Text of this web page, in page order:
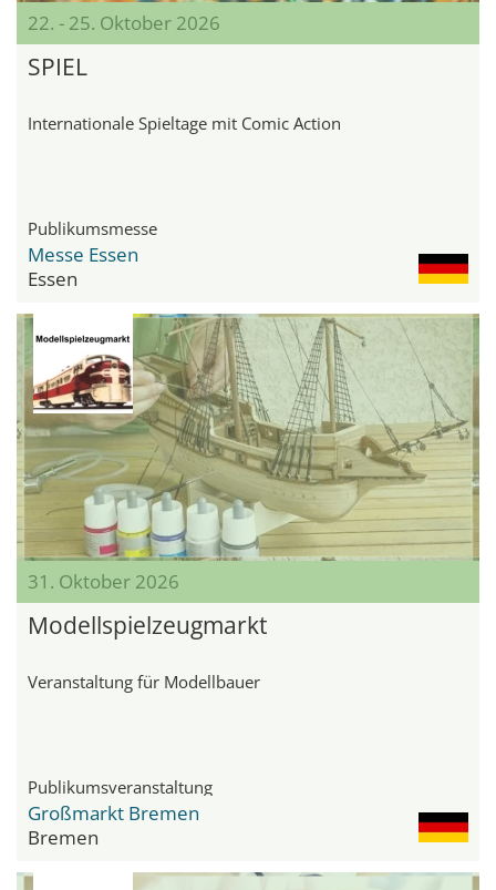
22. - 25. Oktober 2026
SPIEL
Internationale Spieltage mit Comic Action
Publikumsmesse
Messe Essen
Essen
31. Oktober 2026
Modellspielzeugmarkt
Veranstaltung für Modellbauer
Publikumsveranstaltung
Großmarkt Bremen
Bremen